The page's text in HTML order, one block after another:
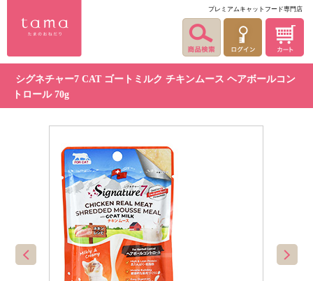
プレミアムキャットフード専門店
シグネチャー7 CAT ゴートミルク チキンムース ヘアボールコン
トロール 70g